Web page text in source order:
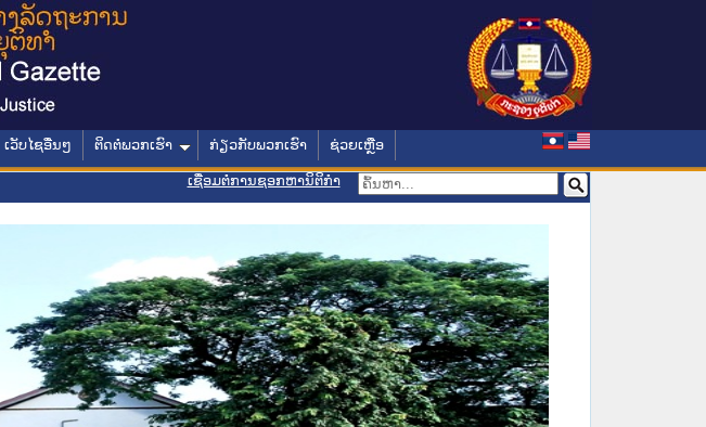
ເວັບໄຊອື່ນໆ ຕິດຕໍ່ພວກເຮົາ ກ່ຽວກັບພວກເຮົາ ຊ່ວຍເຫຼືອ
ເຊື່ອມຕໍ່ການຊອກຫານິຕິກຳ